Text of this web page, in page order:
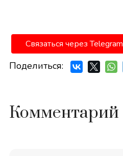
Связаться через Telegram
Поделиться:
Комментарий